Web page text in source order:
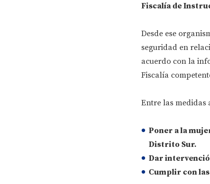
Fiscalía de
Desde ese
seguridad en
acuerdo con la
Fiscalía
Entre las medidas
Poner a la
Distrito Sur.
Dar
Cumplir con